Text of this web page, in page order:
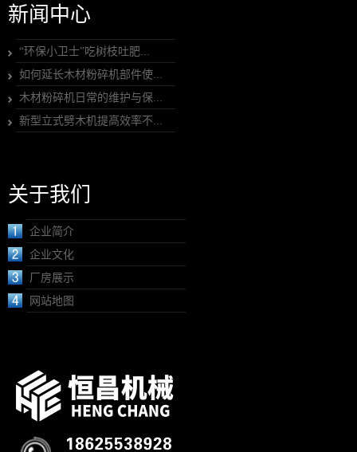
新闻中心
“环保小卫士”吃树枝吐肥...
如何延长木材粉碎机部件使...
木材粉碎机日常的维护与保...
新型立式劈木机提高效率不...
关于我们
企业简介
企业文化
厂房展示
网站地图